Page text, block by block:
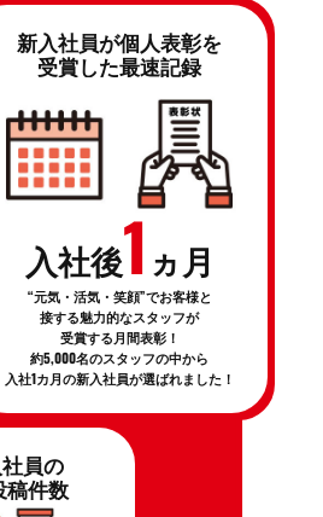
新入社員が個人表彰を
受賞した最速記録
入社後1 ヵ月
“元気・活気・笑顔”でお客様と
接する魅力的なスタッフが
受賞する月間表彰！
約5,000名のスタッフの中から
入社1カ月の新入社員が選ばれました！
員の
稿件数